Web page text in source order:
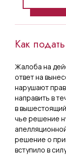
Как
Жалоба на
ответ на
нарушают
направить в
в
чье решение
решение о
вступило в